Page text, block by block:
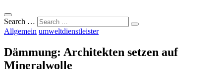
Search …
Allgemein umweltdienstleister
Dämmung: Architekten setzen auf
Mineralwolle